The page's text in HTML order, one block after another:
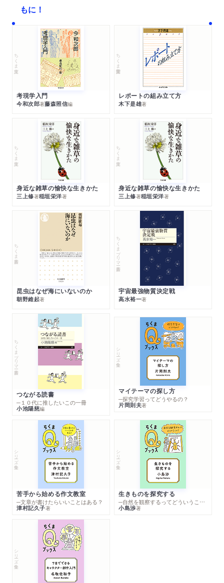
もに！
ちくま文庫
考現学入門
今和次郎著藤森照信編
ちくま学芸文庫
レポートの組み立て方
木下是雄著
ちくま文庫
身近な雑草の愉快な生きかた
三上修著稲垣栄洋著
ちくま文庫
身近な雑草の愉快な生きかた
三上修著稲垣栄洋著
ちくま新書
昆虫はなぜ海にいないのか
朝野維起著
ちくまプリマー新書
宇宙最強物質決定戦
高水裕一著
ちくまプリマー新書
つながる読書
─１０代に推したいこの一冊
小池陽慈編
シリーズ・全集
マイテーマの探し方
─探究学習ってどうやるの？
片岡則夫著
シリーズ・全集
苦手から始める作文教室
─文章が書けたらいいことはある？
津村記久子著
シリーズ・全集
生きものを探究する
─自然を観察するってどういうこと？
小島渉著
シリーズ・全集